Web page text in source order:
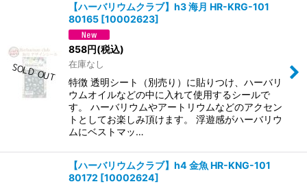
【ハーバリウムクラブ】h3 海月 HR-KRG-101
80165 [10002623]
858円(税込)
在庫なし
特徴 透明シート（別売り）に貼りつけ、ハーバリ
ウムオイルなどの中に入れて使用するシールで
す。 ハーバリウムやアートリウムなどのアクセン
トとしてお楽しみ頂けます。 浮遊感がハーバリウ
ムにベストマッ…
【ハーバリウムクラブ】h4 金魚 HR-KNG-101
80172 [10002624]